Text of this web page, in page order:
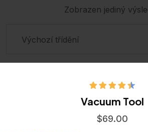
Zobrazen jediný
4.50z 5
Vacuum Tool
$69.00